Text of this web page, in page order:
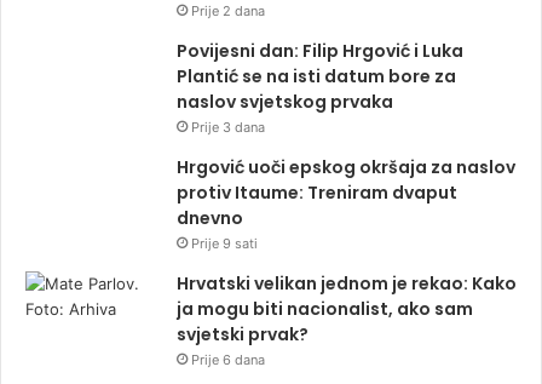
Prije 2 dana
Povijesni dan: Filip Hrgović i Luka
Plantić se na isti datum bore za
naslov svjetskog prvaka
Prije 3 dana
Hrgović uoči epskog okršaja za naslov
protiv Itaume: Treniram dvaput
dnevno
Prije 9 sati
Hrvatski velikan jednom je rekao: Kako
ja mogu biti nacionalist, ako sam
svjetski prvak?
Prije 6 dana